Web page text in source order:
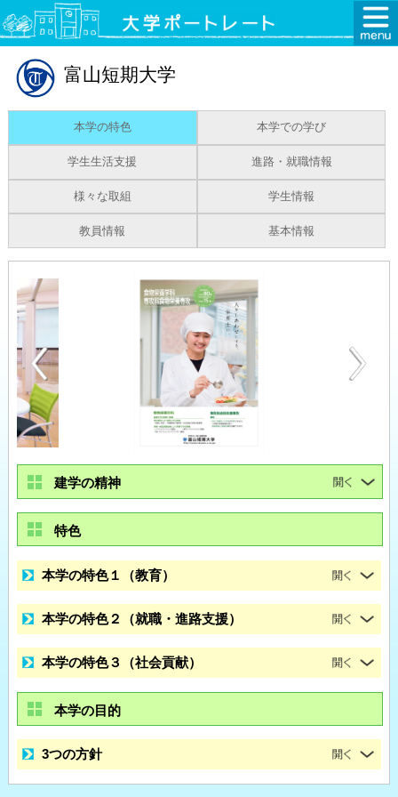
富山短期大学
本学の特色 本学での学び
学生生活支援 進路・就職情報
様々な取組 学生情報
教員情報 基本情報
建学の精神
特色
本学の特色１（教育）
本学の特色２（就職・進路支援）
本学の特色３（社会貢献）
本学の目的
3つの方針